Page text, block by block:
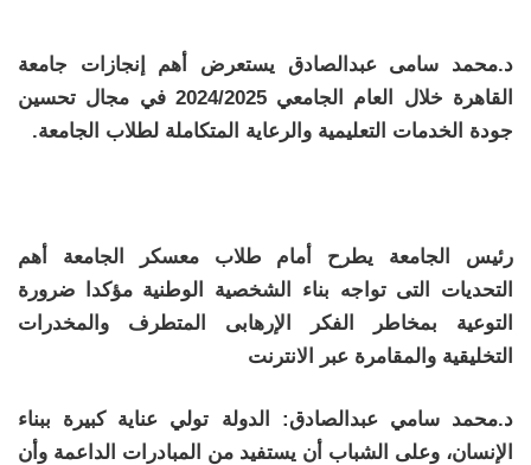
د.محمد سامى عبدالصادق يستعرض أهم إنجازات جامعة
القاهرة خلال العام الجامعي 2024/2025 في مجال تحسين
جودة الخدمات التعليمية والرعاية المتكاملة لطلاب الجامعة.
رئيس الجامعة يطرح أمام طلاب معسكر الجامعة أهم
التحديات التى تواجه بناء الشخصية الوطنية مؤكدا ضرورة
التوعية بمخاطر الفكر الإرهابى المتطرف والمخدرات
التخليقية والمقامرة عبر الانترنت
د.محمد سامي عبدالصادق: الدولة تولي عناية كبيرة ببناء
الإنسان، وعلى الشباب أن يستفيد من المبادرات الداعمة وأن